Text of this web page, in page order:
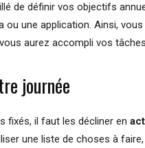
de définir vos objectifs
ou une application. Ainsi,
aurez accompli vos
journée
fixés, il faut les décliner en
une liste de choses à